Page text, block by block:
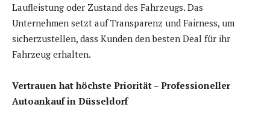
Laufleistung oder Zustand des Fahrzeugs. Das
Unternehmen setzt auf Transparenz und Fairness, um
sicherzustellen, dass Kunden den besten Deal für ihr
Fahrzeug erhalten.
Vertrauen hat höchste Priorität – Professioneller
Autoankauf in Düsseldorf